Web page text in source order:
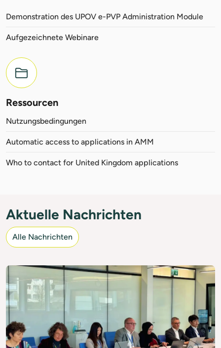
Demonstration des UPOV e-PVP Administration Module
Aufgezeichnete Webinare
Ressourcen
Nutzungsbedingungen
Automatic access to applications in AMM
Who to contact for United Kingdom applications
Aktuelle Nachrichten
Alle Nachrichten